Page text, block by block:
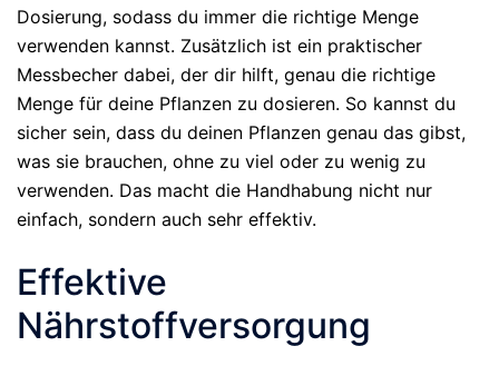
Dosierung, sodass du immer die richtige Menge
verwenden kannst. Zusätzlich ist ein praktischer
Messbecher dabei, der dir hilft, genau die richtige
Menge für deine Pflanzen zu dosieren. So kannst du
sicher sein, dass du deinen Pflanzen genau das gibst,
was sie brauchen, ohne zu viel oder zu wenig zu
verwenden. Das macht die Handhabung nicht nur
einfach, sondern auch sehr effektiv.
Effektive
Nährstoffversorgung